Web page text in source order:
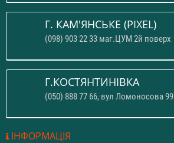
Г. КАМ'ЯНСЬКЕ (PIXEL)
(098) 903 22 33 маг.ЦУМ 2й поверх
Г.КОСТЯНТИНІВКА
(050) 888 77 66, вул Ломоносова 99
ІНФОРМАЦІЯ